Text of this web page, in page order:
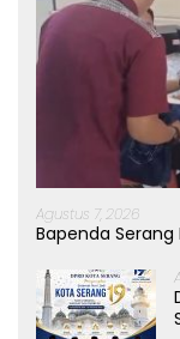
Agustus 7, 2026
Bapenda Serang